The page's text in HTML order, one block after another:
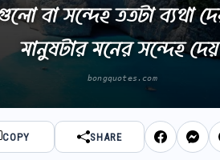
বা সন্দেহ ততটা ব্যথা
মানুষটার মনের সন্দেহ
COPY SHARE